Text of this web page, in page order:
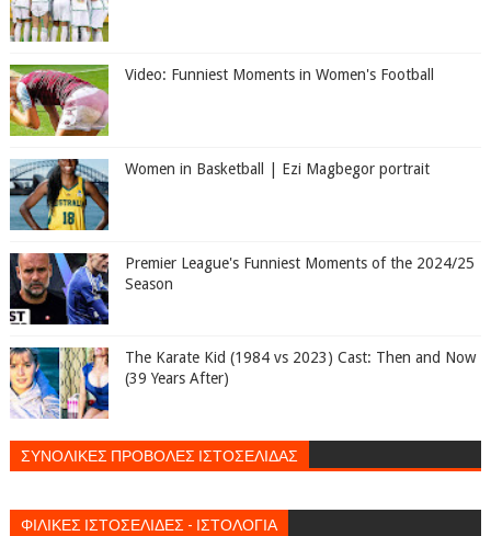
Video: Funniest Moments in Women's Football
Women in Basketball | Ezi Magbegor portrait
Premier League's Funniest Moments of the 2024/25
Season
The Karate Kid (1984 vs 2023) Cast: Then and Now
(39 Years After)
ΣΥΝΟΛΙΚΕΣ ΠΡΟΒΟΛΕΣ ΙΣΤΟΣΕΛΙΔΑΣ
ΦΙΛΙΚΕΣ ΙΣΤΟΣΕΛΙΔΕΣ - ΙΣΤΟΛΟΓΙΑ